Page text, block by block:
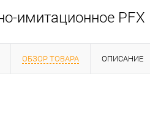
имитационное PFX
ОБЗОР ТОВАРА ОПИСАНИЕ